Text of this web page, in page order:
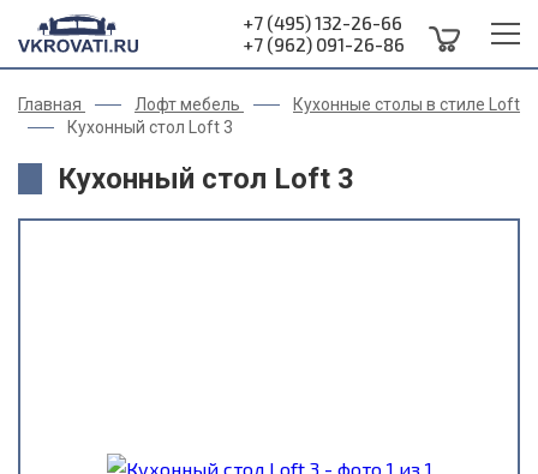
+7 (495) 132-26-66
+7 (962) 091-26-86
Главная Лофт мебель
Кухонные столы в стиле Loft
Кухонный стол Loft 3
Кухонный стол Loft 3